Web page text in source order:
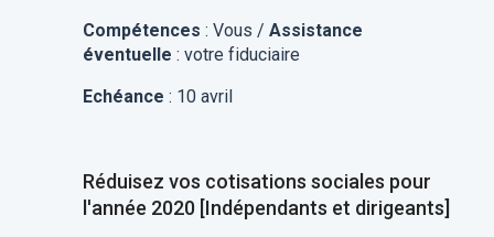
Compétences : Vous / Assistance
éventuelle : votre fiduciaire
Echéance : 10 avril
Réduisez vos cotisations sociales pour
l'année 2020 [Indépendants et dirigeants]